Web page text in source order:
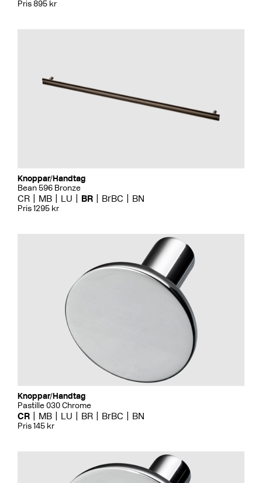
Pris 895 kr
Knoppar/Handtag
Bean 596 Bronze
CR MB LU BR BrBC BN
Pris 1295 kr
Knoppar/Handtag
Pastille 030 Chrome
CR MB LU BR BrBC BN
Pris 145 kr